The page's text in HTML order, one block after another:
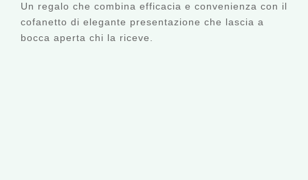
Un regalo che combina efficacia e convenienza con il
cofanetto di elegante presentazione che lascia a
bocca aperta chi la riceve.